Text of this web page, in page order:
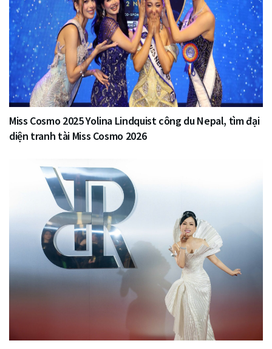
Miss Cosmo 2025 Yolina Lindquist công du Nepal, tìm đại
diện tranh tài Miss Cosmo 2026